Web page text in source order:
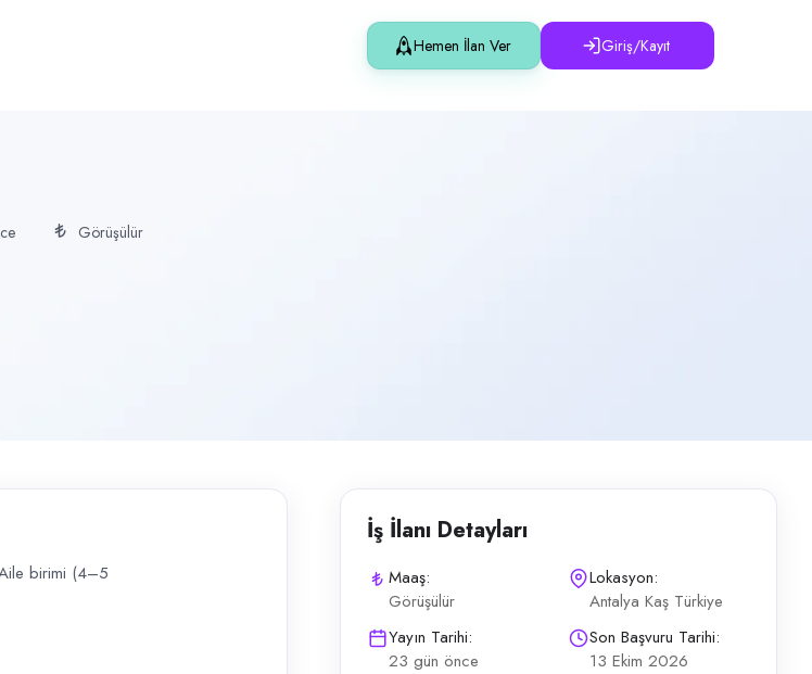
ile sürekli sezon çalışması modeli özetlenmiştir. Çalışma ve ücret Günlük 8 saat çalışma ifadesi Barınma,
Hemen İlan Ver Giriş/Kayıt
Görüşülür
Aile birimi (4–5
İş İlanı Detayları
Maaş:
Görüşülür
Lokasyon:
Antalya Kaş Türkiye
Yayın Tarihi:
23 gün önce
Son Başvuru Tarihi:
13 Ekim 2026